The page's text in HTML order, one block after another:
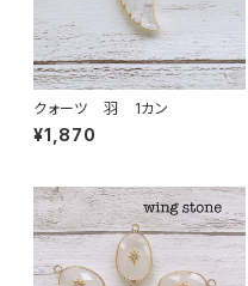
クォーツ 羽 1カン
¥1,870